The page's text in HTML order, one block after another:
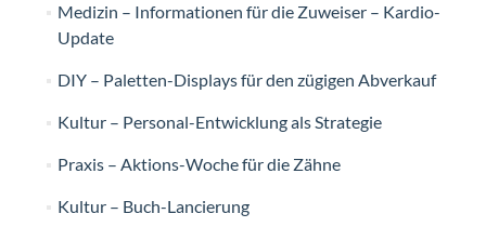
Medizin – Informationen für die Zuweiser – Kardio-
Update
DIY – Paletten-Displays für den zügigen Abverkauf
Kultur – Personal-Entwicklung als Strategie
Praxis – Aktions-Woche für die Zähne
Kultur – Buch-Lancierung